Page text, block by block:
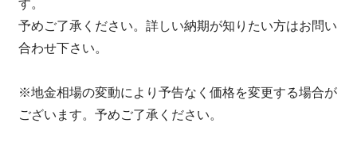
す。
予めご了承ください。詳しい納期が知りたい方はお問い
合わせ下さい。
※地金相場の変動により予告なく価格を変更する場合が
ございます。予めご了承ください。